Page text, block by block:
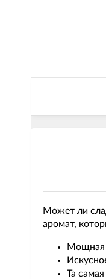
Может ли
аромат,
Мощная
Та